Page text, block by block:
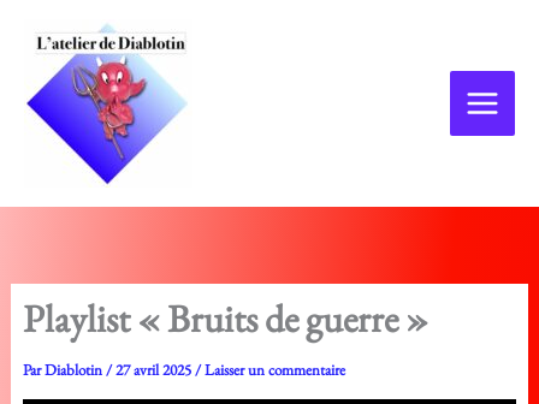
contenu
Playlist « Bruits de guerre »
ParDiablotin/27 avril 2025/Laisser un commentaire